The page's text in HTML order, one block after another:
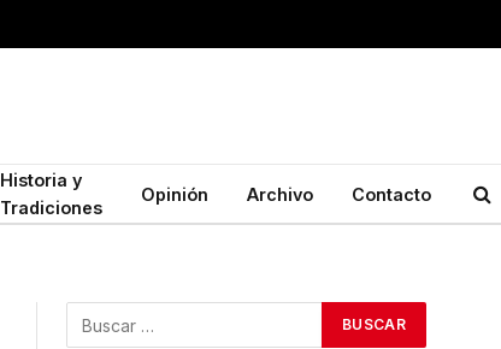
Historia y
Tradiciones
Opinión Archivo Contacto